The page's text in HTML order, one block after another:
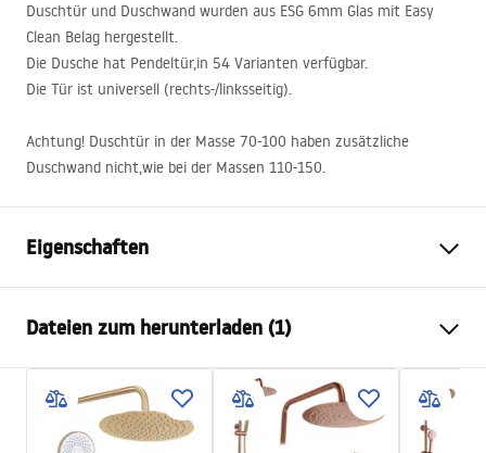
Duschtür und Duschwand wurden aus ESG 6mm Glas mit Easy
Clean Belag hergestellt.
Die Dusche hat Pendeltür,in 54 Varianten verfügbar.
Die Tür ist universell (rechts-/linksseitig).
Achtung! Duschtür in der Masse 70-100 haben zusätzliche
Duschwand nicht,wie bei der Massen 110-150.
Eigenschaften
70x80, 70x90, 70x100, 80x90,
100x80, 100x90, 120x80,
120x90, 120x100
Farbe der Armatur
Schwarz
Dateien zum herunterladen (1)
shower manual
shower manual.pdf